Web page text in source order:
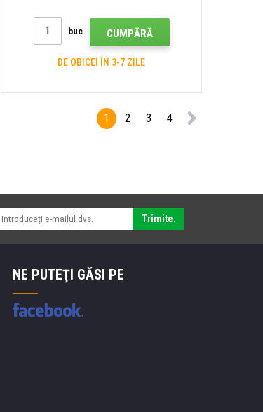
buc CUMPĂRĂ
DE OBICEI ÎN 3-7 ZILE
1 2 3 4
Trimite.
NE PUTEŢI GĂSI PE